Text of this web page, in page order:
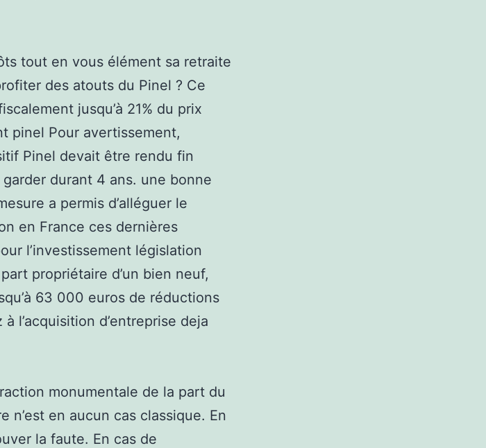
tout en vous élément sa retraite
des atouts du Pinel ? Ce
jusqu’à 21% du prix
pinel Pour avertissement,
Pinel devait être rendu fin
garder durant 4 ans. une bonne
a permis d’alléguer le
en France ces dernières
l’investissement législation
propriétaire d’un bien neuf,
63 000 euros de réductions
l’acquisition d’entreprise deja
monumentale de la part du
n’est en aucun cas classique. En
la faute. En cas de